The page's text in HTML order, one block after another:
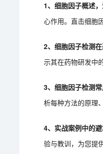
1、细胞因子概述
心作用。直击细胞
2、细胞因子检测
示其在药物研发中
3、细胞因子检测
析每种方法的原理
4、实战案例中的
验与教训，为您提